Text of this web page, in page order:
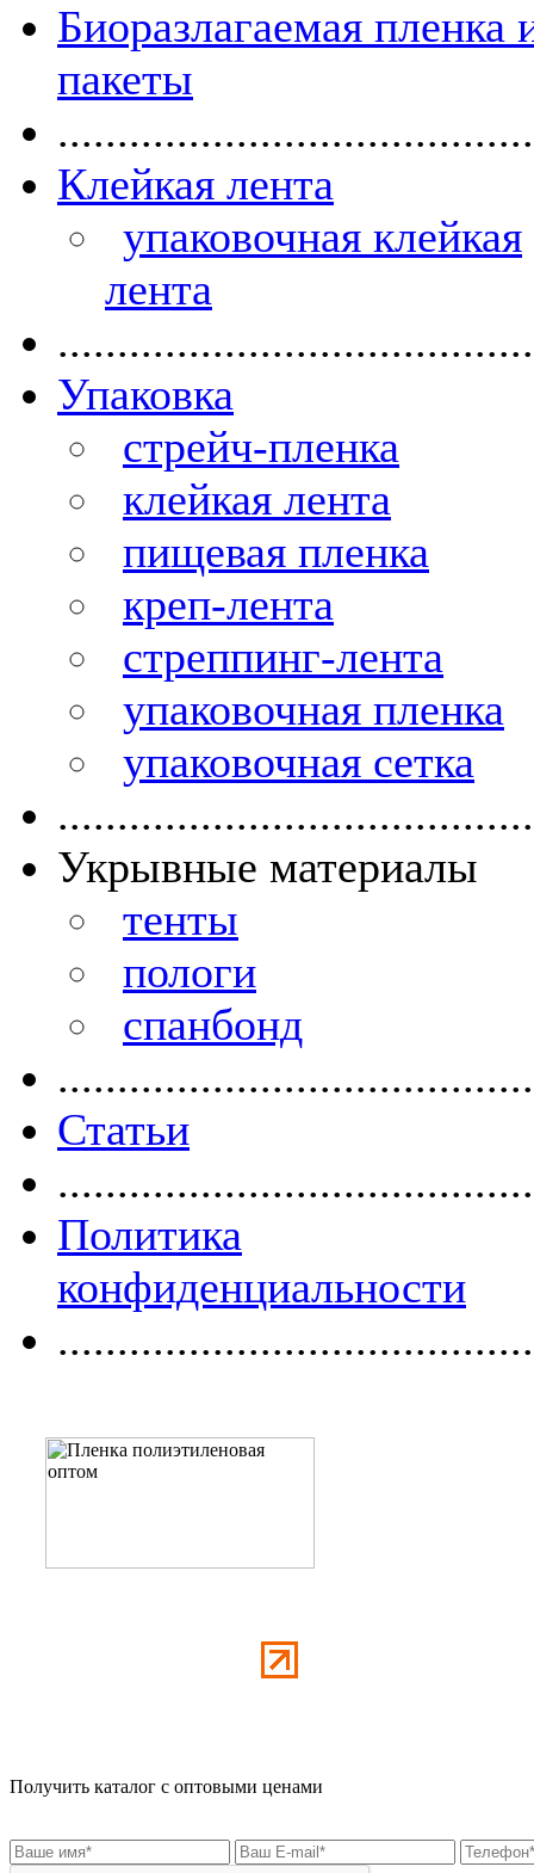
Биоразлагаемая пленка
пакеты
Клейкая лента
упаковочная клейкая
лента
Упаковка
стрейч-пленка
клейкая лента
пищевая пленка
креп-лента
стреппинг-лента
упаковочная пленка
упаковочная сетка
Укрывные материалы
тенты
пологи
спанбонд
Статьи
Политика
конфиденциальности
Получить каталог с оптовыми ценами